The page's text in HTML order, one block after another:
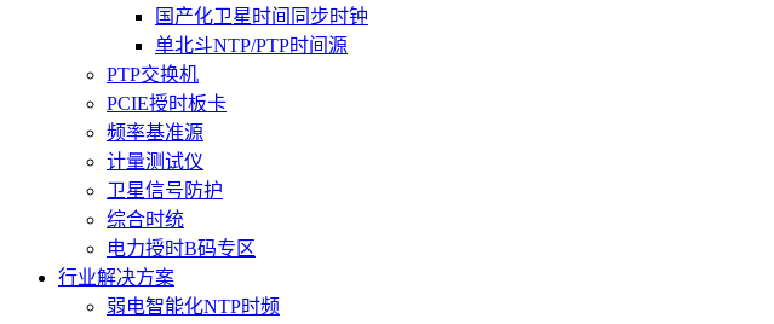
国产化卫星时间同步时钟
单北斗NTP/PTP时间源
PTP交换机
PCIE授时板卡
频率基准源
计量测试仪
卫星信号防护
综合时统
电力授时B码专区
行业解决方案
弱电智能化NTP时频